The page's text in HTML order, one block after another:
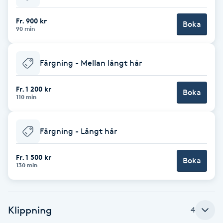
Babylights
Balayage
Bambumassage
Barber
Barnklippning
BIAB
Bottenfärg
Fr. 900 kr
90 min Boka
Färgning - Mellan långt hår
Fr. 1 200 kr
110 min Boka
Färgning - Långt hår
Fr. 1 500 kr
130 min Boka
Klippning 4